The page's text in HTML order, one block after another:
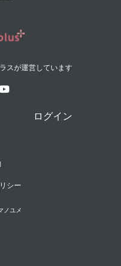
スが運営しています
ログイン
シー
ノユメ